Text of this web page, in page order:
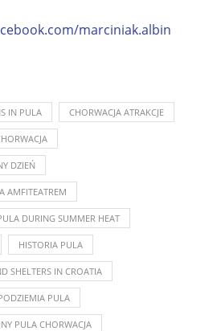
marciniak.albin
IN PULA CHORWACJA ATRAKCJE
DZIEŃ
AMFITEATREM
DURING SUMMER HEAT
HISTORIA PULA
SHELTERS IN CROATIA
PULA
PULA CHORWACJA